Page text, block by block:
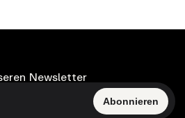
Newsletter
Abonnieren